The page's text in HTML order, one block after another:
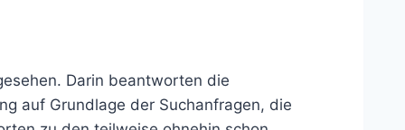
Darin beantworten die
auf Grundlage der Suchanfragen, die